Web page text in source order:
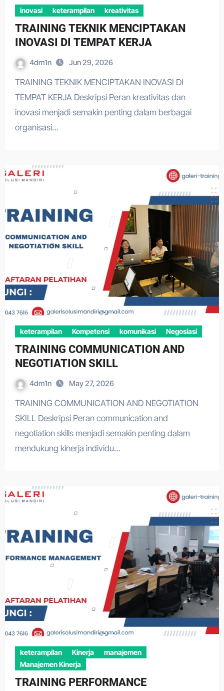
inovasi keterampilan kreativitas
TRAINING TEKNIK MENCIPTAKAN
INOVASI DI TEMPAT KERJA
4dm1n Jun 29, 2026
TRAINING TEKNIK MENCIPTAKAN INOVASI DI
TEMPAT KERJA Deskripsi Peran kreativitas dan
inovasi menjadi semakin penting dalam berbagai
organisasi…
keterampilan Kompetensi komunikasi Negosiasi
TRAINING COMMUNICATION AND
NEGOTIATION SKILL
4dm1n May 27, 2026
TRAINING COMMUNICATION AND NEGOTIATION
SKILL Deskripsi Peran communication and
negotiation skills menjadi semakin penting dalam
mendukung kinerja individu…
keterampilan Kinerja
manajemen
Manajemen Kinerja
TRAINING PERFORMANCE